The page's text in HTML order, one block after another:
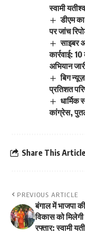
स्वामी
डीएम
पर जांच
साइबर
कार्रवाई:
अभियान
बिग
प्रतिशत
धार्मिक
कांग्रेस,
Share This Article
PREVIOUS ARTICLE
बंगाल में भाजपा
विकास को
रफ्तार: स्वामी